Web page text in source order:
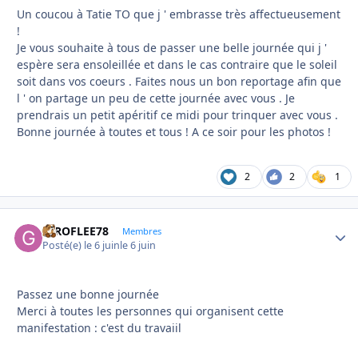
Un coucou à Tatie TO que j ' embrasse très affectueusement
!
Je vous souhaite à tous de passer une belle journée qui j '
espère sera ensoleillée et dans le cas contraire que le soleil
soit dans vos coeurs . Faites nous un bon reportage afin que
l ' on partage un peu de cette journée avec vous . Je
prendrais un petit apéritif ce midi pour trinquer avec vous .
Bonne journée à toutes et tous ! A ce soir pour les photos !
2 2 1
GIROFLEE78 Membres
Posté(e) le 6 juinle 6 juin
Passez une bonne journée
Merci à toutes les personnes qui organisent cette
manifestation : c'est du travaiil